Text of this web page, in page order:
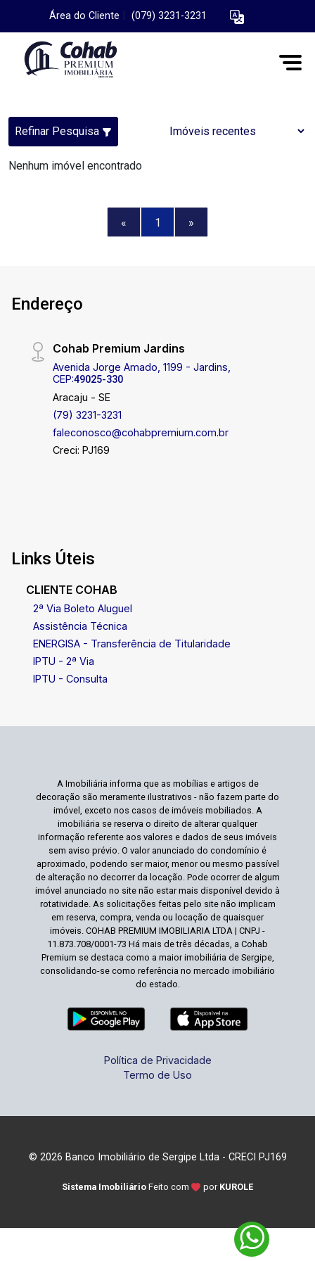
Área do Cliente (079) 3231-3231
Refinar Pesquisa
Nenhum imóvel encontrado
« 1 »
Endereço
Cohab Premium Jardins
Avenida Jorge Amado, 1199 - Jardins,
CEP:49025-330
Aracaju - SE
(79) 3231-3231
faleconosco@cohabpremium.com.br
Creci: PJ169
Links Úteis
CLIENTE COHAB
2ª Via Boleto Aluguel
Assistência Técnica
ENERGISA - Transferência de Titularidade
IPTU - 2ª Via
IPTU - Consulta
A Imobiliária informa que as mobílias e artigos de
decoração são meramente ilustrativos - não fazem parte do
imóvel, exceto nos casos de imóveis mobiliados. A
imobiliária se reserva o direito de alterar qualquer
informação referente aos valores e dados de seus imóveis
sem aviso prévio. O valor anunciado do condomínio é
aproximado, podendo ser maior, menor ou mesmo passível
de alteração no decorrer da locação. Pode ocorrer de algum
imóvel anunciado no site não estar mais disponível devido à
rotatividade. As solicitações feitas pelo site não implicam
em reserva, compra, venda ou locação de quaisquer
imóveis. COHAB PREMIUM IMOBILIARIA LTDA | CNPJ -
11.873.708/0001-73 Há mais de três décadas, a Cohab
Premium se destaca como a maior imobiliária de Sergipe,
consolidando-se como referência no mercado imobiliário
do estado.
Política de Privacidade
Termo de Uso
© 2026 Banco Imobiliário de Sergipe Ltda - CRECI PJ169
Sistema Imobiliário Feito com por KUROLE